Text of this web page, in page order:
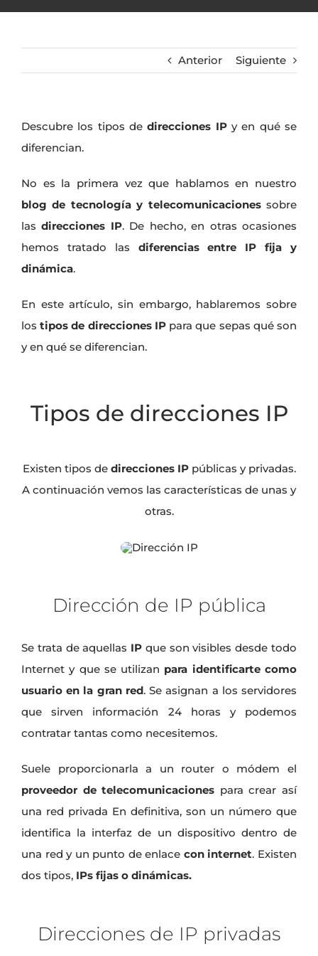
Anterior Siguiente
Descubre los tipos dedirecciones IPy en qué se
diferencian.
No es la primera vez que hablamos en nuestro
blog de tecnologíay telecomunicacionessobre
lasdirecciones IP. De hecho, en otras ocasiones
hemos tratado las diferencias entre IP fija y
dinámica.
En este artículo, sin embargo, hablaremos sobre
lostipos de direcciones IPpara que sepas qué son
y en qué se diferencian.
Tipos de direcciones IP
Existen tipos dedirecciones IP públicas y privadas.
A continuación vemos las características de unas y
otras.
Dirección de IP pública
Se trata de aquellas IP que son visibles desde todo
Internet y que se utilizan para identificarte como
usuario en la gran red. Se asignan a los servidores
que sirven información 24 horas y podemos
contratar tantas como necesitemos.
Suele proporcionarla a un router o módem el
proveedor de telecomunicaciones para crear así
una red privada En definitiva, son un número que
identifica la interfaz de un dispositivo dentro de
una red y un punto de enlace con internet. Existen
dos tipos, IPs fijas o dinámicas.
Direcciones de IP privadas